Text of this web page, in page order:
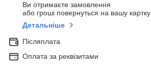
Ви отримаєте замовлення
або гроші повернуться на вашу картку
Детальніше
Післяплата
Оплата за реквізитами